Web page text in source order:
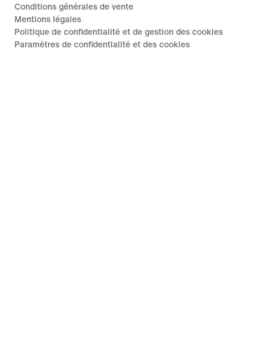
Conditions générales de vente
Mentions légales
Politique de confidentialité et de gestion des cookies
Paramètres de confidentialité et des cookies